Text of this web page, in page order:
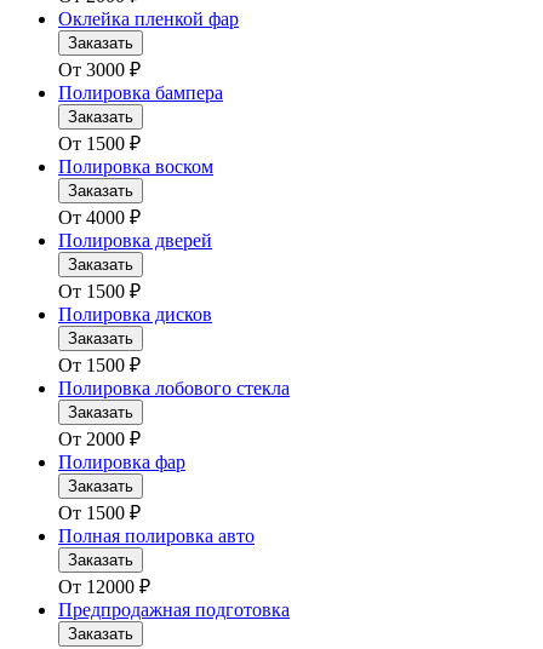
Оклейка пленкой фар
Заказать
От 3000 ₽
Полировка бампера
Заказать
От 1500 ₽
Полировка воском
Заказать
От 4000 ₽
Полировка дверей
Заказать
От 1500 ₽
Полировка дисков
Заказать
От 1500 ₽
Полировка лобового стекла
Заказать
От 2000 ₽
Полировка фар
Заказать
От 1500 ₽
Полная полировка авто
Заказать
От 12000 ₽
Предпродажная подготовка
Заказать